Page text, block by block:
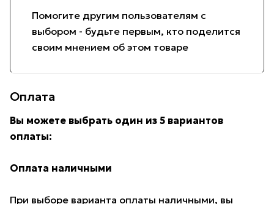
Помогите другим пользователям с
выбором - будьте первым, кто поделится
своим мнением об этом товаре
Оплата
Вы можете выбрать один из 5 вариантов
оплаты:
Оплата наличными
При выборе варианта оплаты наличными, вы